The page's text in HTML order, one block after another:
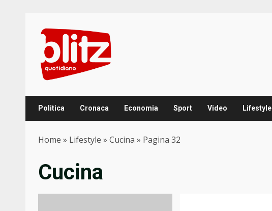
content
Politica Cronaca Economia Sport Video Lifestyle
Home » Lifestyle » Cucina » Pagina 32
Cucina